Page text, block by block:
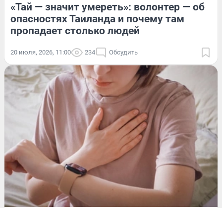
«Тай — значит умереть»: волонтер — об
опасностях Таиланда и почему там
пропадает столько людей
20 июля, 2026, 11:00 234 Обсудить